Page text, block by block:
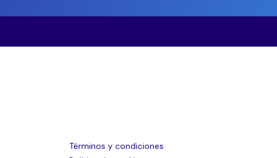
Términos y condiciones